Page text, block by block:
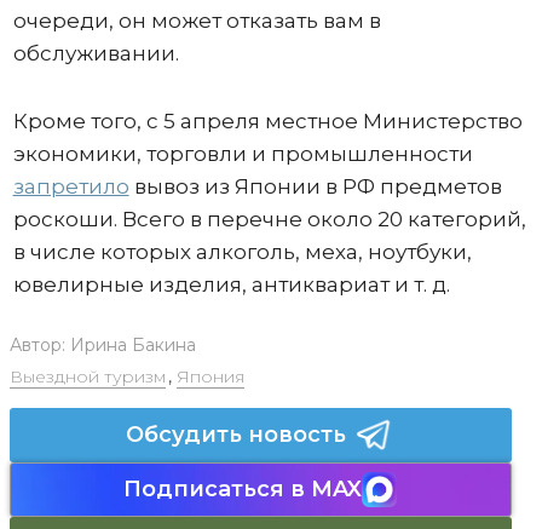
очереди, он может отказать вам в
обслуживании.
Кроме того, с 5 апреля местное Министерство
экономики, торговли и промышленности
запретило вывоз из Японии в РФ предметов
роскоши. Всего в перечне около 20 категорий,
в числе которых алкоголь, меха, ноутбуки,
ювелирные изделия, антиквариат и т. д.
Автор: Ирина Бакина
Выездной туризм , Япония
Обсудить новость
Подписаться в MAX